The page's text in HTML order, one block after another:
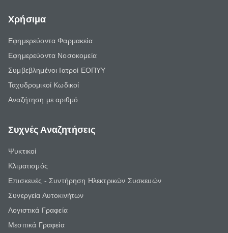
Χρήσιμα
Εφημερεύοντα Φαρμακεία
Εφημερεύοντα Νοσοκομεία
Συμβεβλημένοι Ιατροί ΕΟΠΥΥ
Ταχυδρομικοί Κωδικοί
Αναζήτηση με αριθμό
Συχνές Αναζητήσεις
Ψυκτικοί
Κλιματισμός
Επισκευές - Συντήρηση Ηλεκτρικών Συσκευών
Συνεργεία Αυτοκινήτων
Λογιστικά Γραφεία
Μεσιτικά Γραφεία